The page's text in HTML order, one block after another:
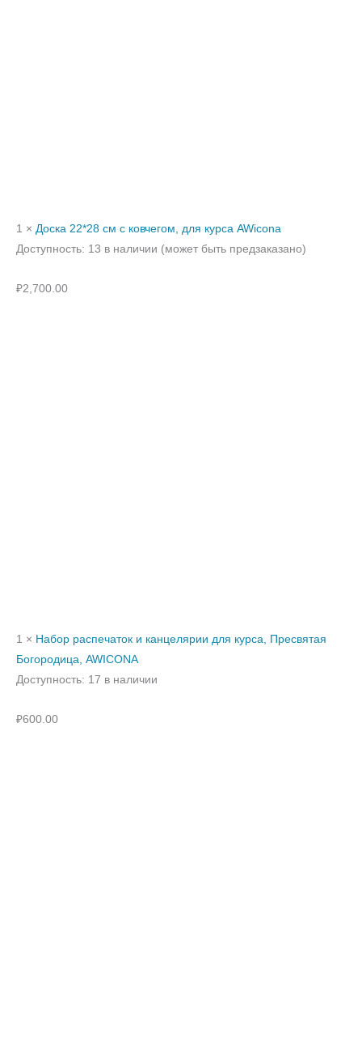
1 × Доска 22*28 см с ковчегом, для курса AWicona
Доступность: 13 в наличии (может быть предзаказано)
₽2,700.00
1 × Набор распечаток и канцелярии для курса, Пресвятая
Богородица, AWICONA
Доступность: 17 в наличии
₽600.00